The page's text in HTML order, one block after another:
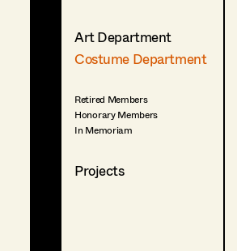
Art Department
Costume Department
Retired Members
Honorary Members
In Memoriam
Projects